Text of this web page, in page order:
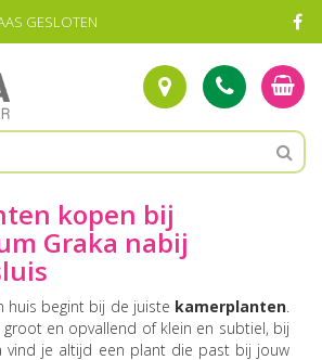
GESLOTEN
kopen bij
Graka nabij
huis begint bij de juiste kamerplanten.
en opvallend of klein en subtiel, bij
vind je altijd een plant die past bij jouw